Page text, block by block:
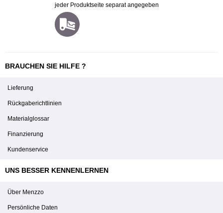
jeder Produktseite separat angegeben
BRAUCHEN SIE HILFE ?
Lieferung
Rückgaberichtlinien
Materialglossar
Finanzierung
Kundenservice
UNS BESSER KENNENLERNEN
Über Menzzo
Persönliche Daten